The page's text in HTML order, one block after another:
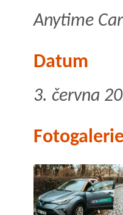
Anytime
Datum
3. června